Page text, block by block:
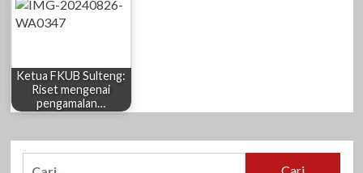
Ketua FKUB Sulteng:
Riset mengenai
pengamalan…